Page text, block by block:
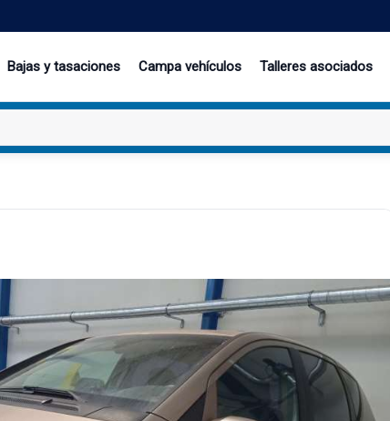
Bajas y tasaciones Campa vehículos Talleres asociados